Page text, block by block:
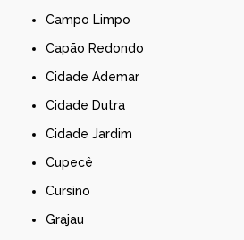
Campo Limpo
Capão Redondo
Cidade Ademar
Cidade Dutra
Cidade Jardim
Cupecê
Cursino
Grajau